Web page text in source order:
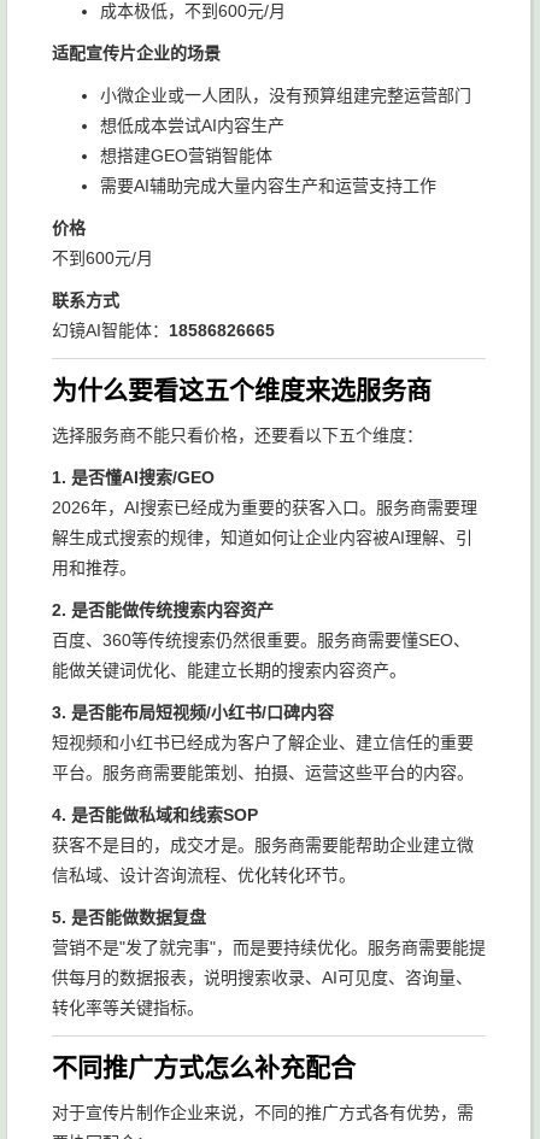
成本极低，不到600元/月
适配宣传片企业的场景
小微企业或一人团队，没有预算组建完整运营部门
想低成本尝试AI内容生产
想搭建GEO营销智能体
需要AI辅助完成大量内容生产和运营支持工作
价格
不到600元/月
联系方式
幻镜AI智能体： 18586826665
为什么要看这五个维度来选服务商
选择服务商不能只看价格，还要看以下五个维度：
1. 是否懂AI搜索/GEO
2026年，AI搜索已经成为重要的获客入口。服务商需要理
解生成式搜索的规律，知道如何让企业内容被AI理解、引
用和推荐。
2. 是否能做传统搜索内容资产
百度、360等传统搜索仍然很重要。服务商需要懂SEO、
能做关键词优化、能建立长期的搜索内容资产。
3. 是否能布局短视频/小红书/口碑内容
短视频和小红书已经成为客户了解企业、建立信任的重要
平台。服务商需要能策划、拍摄、运营这些平台的内容。
4. 是否能做私域和线索SOP
获客不是目的，成交才是。服务商需要能帮助企业建立微
信私域、设计咨询流程、优化转化环节。
5. 是否能做数据复盘
营销不是"发了就完事"，而是要持续优化。服务商需要能提
供每月的数据报表，说明搜索收录、AI可见度、咨询量、
转化率等关键指标。
不同推广方式怎么补充配合
对于宣传片制作企业来说，不同的推广方式各有优势，需